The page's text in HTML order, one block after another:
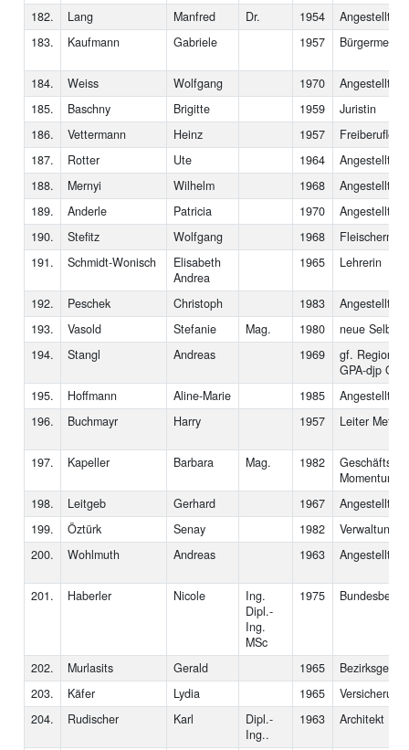
182.
Lang Manfred Dr. 1954
Angestellter
183.
Kaufmann Gabriele 1957
184. Weiss Wolfgang 1970
Angestellter
185.
Baschny Brigitte 1959
Juristin
186.
Vettermann Heinz 1957
Freiberufler
187.
Rotter Ute 1964
Angestellte
188.
Mernyi Wilhelm 1968
Angestellter
189.
Anderle Patricia 1970
Angestellte
190.
Stefitz Wolfgang 1968
191.
Schmidt-Wonisch
Elisabeth
Andrea
1965 Lehrerin
192. Peschek Christoph 1983
Angestellter
193.
Vasold Stefanie Mag. 1980
neue
194.
Stangl Andreas 1969
gf.
GPA-djp OÖ
195.
Hoffmann Aline-Marie 1985
Angestellte
196.
Buchmayr Harry 1957 Leiter
197. Kapeller Barbara Mag. 1982
Momentum
198.
Leitgeb Gerhard 1967
Angestellter
199.
Öztürk Senay 1982
200.
Wohlmuth Andreas 1963 Angestellter
201. Haberler Nicole
Ing.
Dipl.-
Ing.
MSc
1975
202. Murlasits Gerald 1965
203.
Käfer Lydia 1965
204.
Rudischer Karl
Dipl.-
Ing..
1963 Architekt